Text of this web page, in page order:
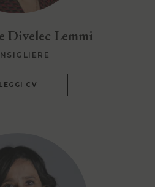
Divelec Lemmi
LEGGI CV